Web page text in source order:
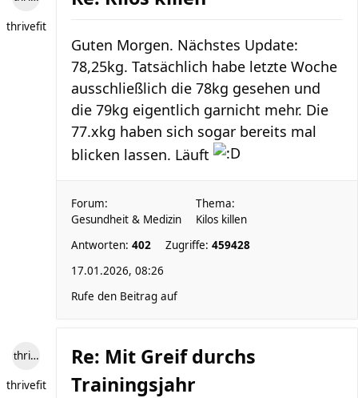
thrivefit
Guten Morgen. Nächstes Update:
78,25kg. Tatsächlich habe letzte Woche
ausschließlich die 78kg gesehen und
die 79kg eigentlich garnicht mehr. Die
77.xkg haben sich sogar bereits mal
blicken lassen. Läuft
Forum:
Gesundheit & Medizin
Thema:
Kilos killen
Antworten: 402 Zugriffe: 459428
17.01.2026, 08:26
Rufe den Beitrag auf
thrivefit
thrivefit
Re: Mit Greif durchs
Trainingsjahr